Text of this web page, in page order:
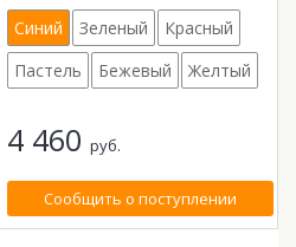
Синий
Зеленый
Красный
Пастель
Бежевый Желтый
4 460 руб.
Сообщить о поступлении